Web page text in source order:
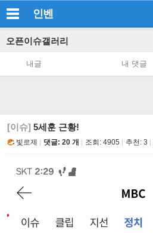
인벤
오픈이슈갤러리
내글 내 댓글
[이슈] 5세훈 근황!
빛로제 댓글: 20 개 조회: 4905 추천: 3